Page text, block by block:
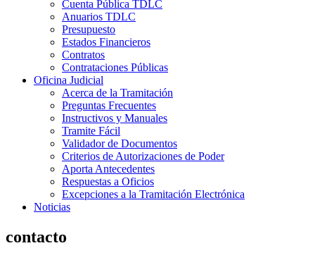
Cuenta Pública TDLC
Anuarios TDLC
Presupuesto
Estados Financieros
Contratos
Contrataciones Públicas
Oficina Judicial
Acerca de la Tramitación
Preguntas Frecuentes
Instructivos y Manuales
Tramite Fácil
Validador de Documentos
Criterios de Autorizaciones de Poder
Aporta Antecedentes
Respuestas a Oficios
Excepciones a la Tramitación Electrónica
Noticias
contacto